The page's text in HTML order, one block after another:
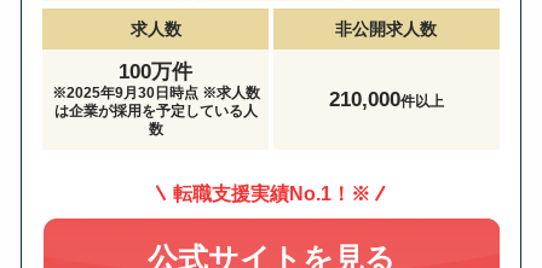
求人数
100万件
※2025年9月30日時点 ※求人数
は企業が採用を予定している人
数
非公開求人数
210,000件以上
転職支援実績No.1！※
公式サイトを見る